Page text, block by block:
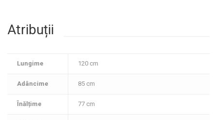
Atribuții
Lungime 120 cm
Adâncime 85 cm
Înălțime 77 cm